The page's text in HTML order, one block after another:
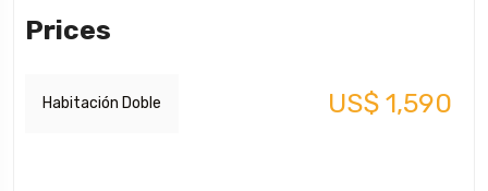
Prices
Habitación Doble US$ 1,590